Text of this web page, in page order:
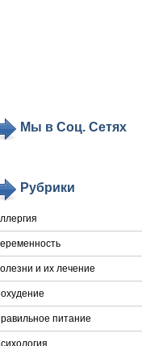
Мы в Соц. Сетях
Рубрики
и их лечение
питание